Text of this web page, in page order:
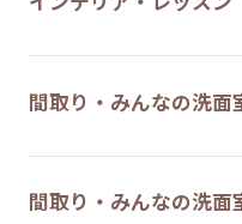
間取り・みんなの洗
間取り・みんなの洗